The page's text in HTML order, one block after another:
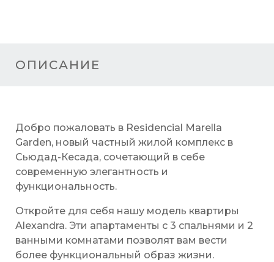
ОПИСАНИЕ
Добро пожаловать в Residencial Marella
Garden, новый частный жилой комплекс в
Сьюдад-Кесада, сочетающий в себе
современную элегантность и
функциональность.
Откройте для себя нашу модель квартиры
Alexandra. Эти апартаменты с 3 спальнями и 2
ванными комнатами позволят вам вести
более функциональный образ жизни.